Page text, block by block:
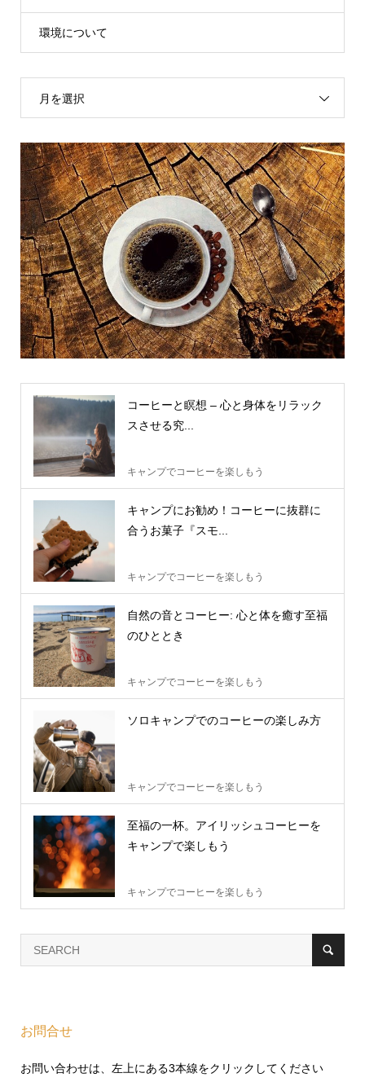
環境について
月を選択
コーヒーと瞑想 – 心と身体をリラック
スさせる究...
キャンプでコーヒーを楽しもう
キャンプにお勧め！コーヒーに抜群に
合うお菓子『スモ...
キャンプでコーヒーを楽しもう
自然の音とコーヒー: 心と体を癒す至福
のひととき
キャンプでコーヒーを楽しもう
ソロキャンプでのコーヒーの楽しみ方
キャンプでコーヒーを楽しもう
至福の一杯。アイリッシュコーヒーを
キャンプで楽しもう
キャンプでコーヒーを楽しもう
お問合せ
お問い合わせは、左上にある3本線をクリックしてください